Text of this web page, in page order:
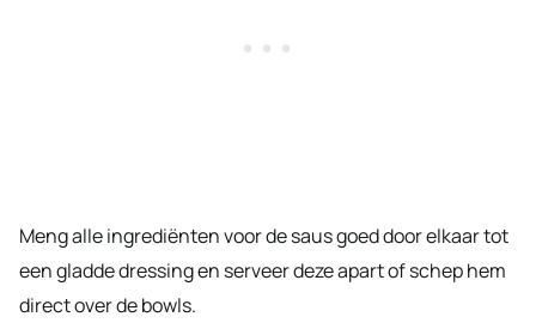
Meng alle ingrediënten voor de saus goed door elkaar tot
een gladde dressing en serveer deze apart of schep hem
direct over de bowls.